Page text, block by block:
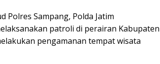
Polres Sampang, Polda Jatim
patroli di perairan Kabupaten
pengamanan tempat wisata